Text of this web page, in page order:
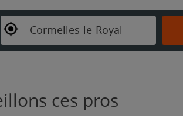
Cormelles-le-Royal
ces pros